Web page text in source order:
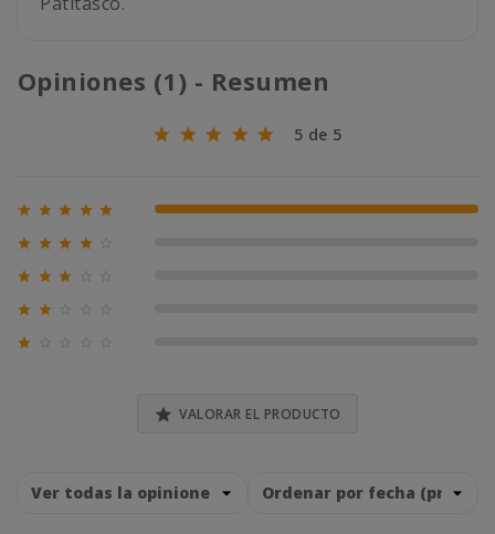
Opiniones (1) - Resumen
5 de 5
     100% (1)
   
  
 

 VALORAR EL PRODUCTO